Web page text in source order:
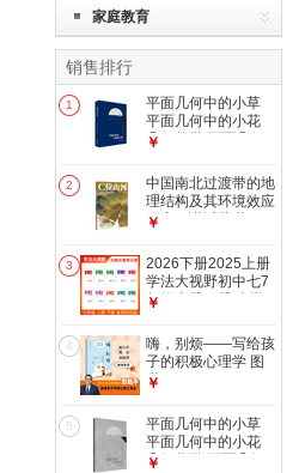
家庭教育
销售排行
1
平面几何中的小草
平面几何中的小花
几何数学 平面几何
￥
2
中国南北过渡带的地
理结构及其环境效应
研究（谨以此书，
北过渡带综合科学考
察”项目辛勤付出的
科学家们， 也献给
为研究中国南北分界
线作出杰出贡献的科
学家们）C位山河中
国南北过渡带考察随
笔
￥
3
2026下册2025上册
学法大视野初中七7
年级上册下册 全学
南教育出版社正版
（付款时请注意选择
您需要的年份和版
本） 英语人教版
2025版七年级上册
￥
4
嗨，别烦——写给孩
子的积极心理学 图
书
￥
5
平面几何中的小草
平面几何中的小花
几何数学 平面几何
￥